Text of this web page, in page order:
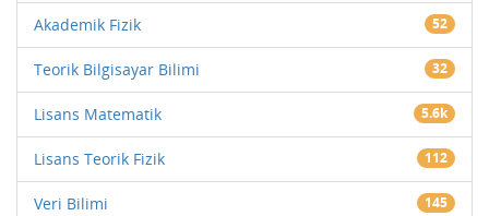
Akademik Fizik 52
Teorik Bilgisayar Bilimi 32
Lisans Matematik 5.6k
Lisans Teorik Fizik 112
Veri Bilimi 145